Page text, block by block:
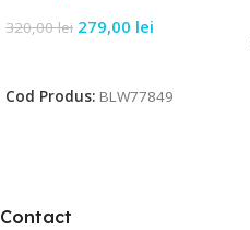
320,00lei 279,00 lei
Cod Produs: BLW77849
Contact